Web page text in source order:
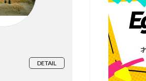
DETAIL